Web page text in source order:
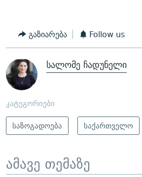
გაზიარება Follow us
სალომე ჩადუნელი
კატეგორიები
საზოგადოება
საქართველო
ამავე თემაზე